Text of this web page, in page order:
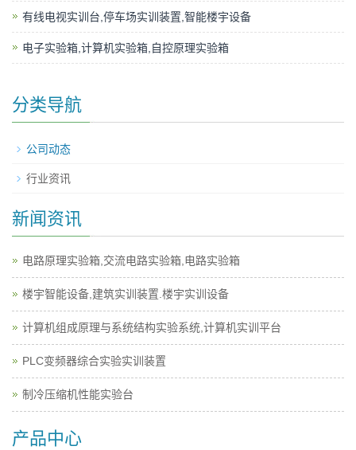
有线电视实训台,停车场实训装置,智能楼宇设备
电子实验箱,计算机实验箱,自控原理实验箱
分类导航
公司动态
行业资讯
新闻资讯
电路原理实验箱,交流电路实验箱,电路实验箱
楼宇智能设备,建筑实训装置.楼宇实训设备
计算机组成原理与系统结构实验系统,计算机实训平台
PLC变频器综合实验实训装置
制冷压缩机性能实验台
产品中心